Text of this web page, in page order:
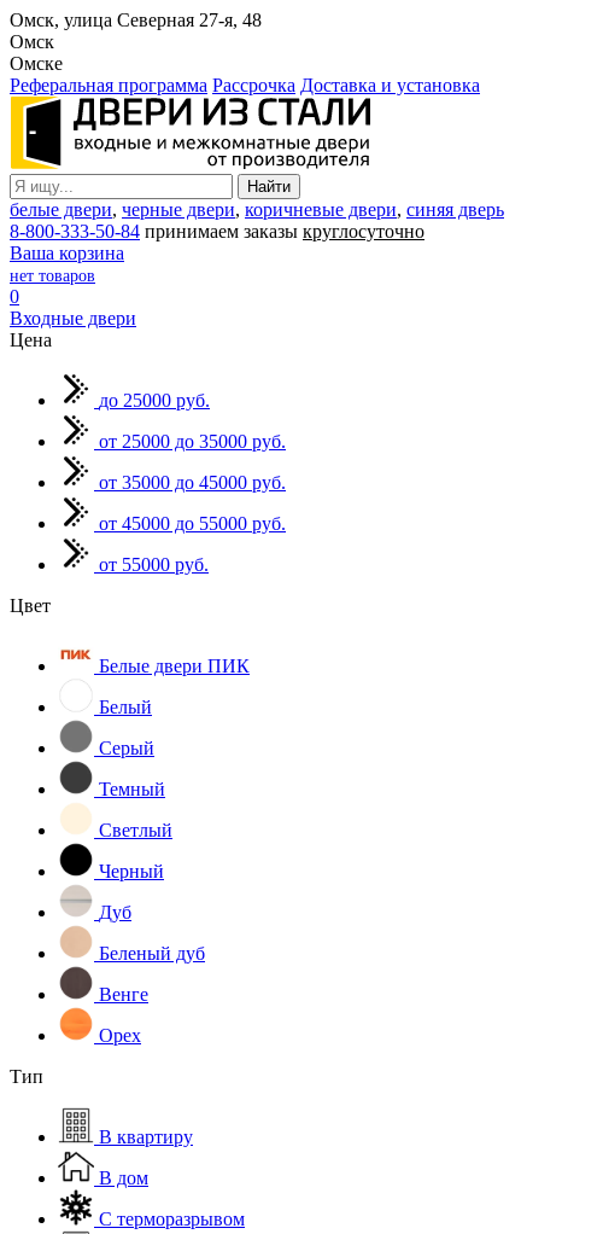
Омск, улица Северная 27-я, 48
Омск
Омске
Реферальная программа Рассрочка Доставка и установка
белые двери, черные двери, коричневые двери, синяя дверь
8-800-333-50-84 принимаем заказы круглосуточно
Ваша корзина
нет товаров
0
Входные двери
Цена
до 25000 руб.
от 25000 до 35000 руб.
от 35000 до 45000 руб.
от 45000 до 55000 руб.
от 55000 руб.
Цвет
Белые двери ПИК
Белый
Серый
Темный
Светлый
Черный
Дуб
Беленый дуб
Венге
Орех
Тип
В квартиру
В дом
С терморазрывом